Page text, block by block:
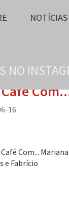
NOTÍCIAS
16